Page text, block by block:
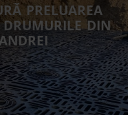
PRELUAREA
DIN